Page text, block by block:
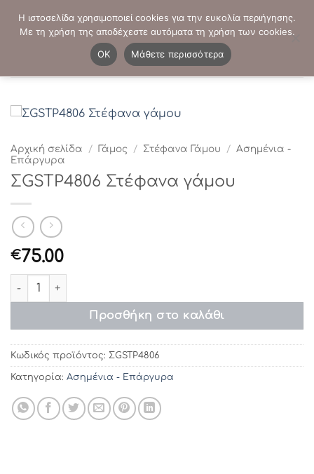
στο
ΤΗΛΕΦΩΝΙΚΕΣ ΠΑΡΑΓΓΕΛΙΕΣ: - 2103821941
Αρχική σελίδα / Γάμος / Στέφανα Γάμου / Ασημένια -
Επάργυρα
ΣGSTP4806 Στέφανα γάμου
€75.00
ΣGSTP4806 Στέφανα γάμου ποσότητα
Προσθήκη στο καλάθι
Κωδικός προϊόντος: ΣGSTP4806
Κατηγορία: Ασημένια - Επάργυρα
Η ιστοσελίδα χρησιμοποιεί cookies για την ευκολία περιήγησης.
Με τη χρήση της αποδέχεστε αυτόματα τη χρήση των cookies.
OK
Μάθετε περισσότερα